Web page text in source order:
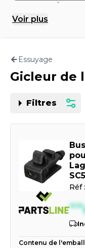
Motorisation
Voir plus
Essuyage
Gicleur de
Filtres
Réf :
Contenu de